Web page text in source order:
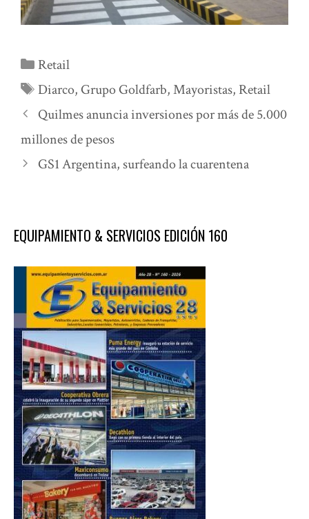
Categorías
Retail
Etiquetas
Diarco, Grupo Goldfarb,Mayoristas, Retail
Quilmes anuncia inversiones por más de 5.000
millones de pesos
GS1 Argentina, surfeando la cuarentena
EQUIPAMIENTO & SERVICIOS EDICIÓN 160